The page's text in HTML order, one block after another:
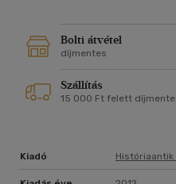
Bolti átvétel
díjmentes
Szállítás
15 000 Ft felett
Kiadó Históriaantik